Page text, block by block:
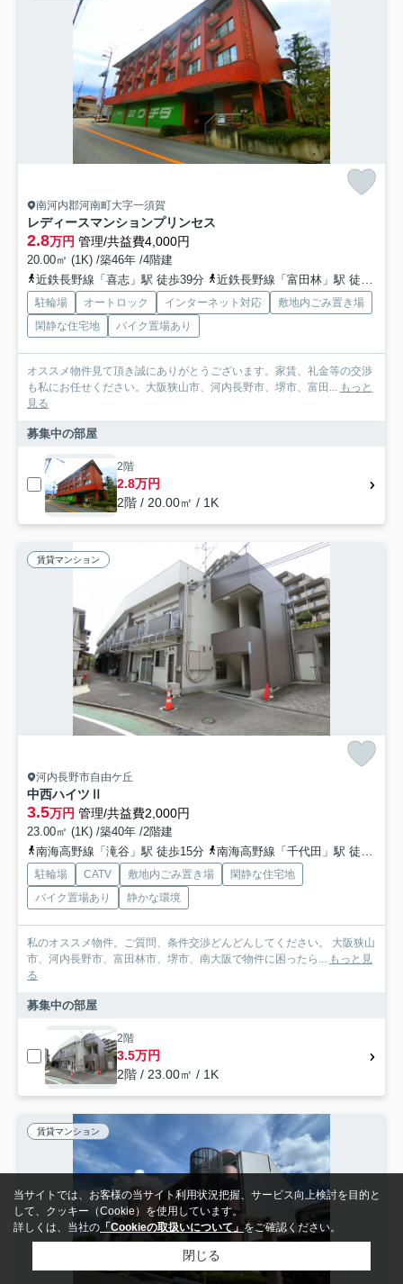
南河内郡河南町大字一須賀
レディースマンションプリンセス
2.8万円 管理/共益費4,000円
20.00㎡ (1K) /築46年 /4階建
近鉄長野線「喜志」駅 徒歩39分
近鉄長野線「富田林」駅 徒歩40分
駐輪場 オートロック インターネット対応
敷地内ごみ置き場
閑静な住宅地
バイク置場あり
オススメ物件見て頂き誠にありがとうございます。家賃、礼金等の交渉
も私にお任せください。大阪狭山市、河内長野市、堺市、富田...
もっと
見る
募集中の部屋
2階
2.8万円
2階 / 20.00㎡ / 1K
賃貸マンション
河内長野市自由ケ丘
中西ハイツⅡ
3.5万円 管理/共益費2,000円
23.00㎡ (1K) /築40年 /2階建
南海高野線「滝谷」駅 徒歩15分
南海高野線「千代田」駅 徒歩19分
駐輪場 CATV 敷地内ごみ置き場
閑静な住宅地
バイク置場あり
静かな環境
私のオススメ物件。ご質問、条件交渉どんどんしてください。 大阪狭山
市、河内長野市、富田林市、堺市、南大阪で物件に困ったら...
もっと見
る
募集中の部屋
2階
3.5万円
2階 / 23.00㎡ / 1K
賃貸マンション
当サイトでは、お客様の当サイト利用状況把握、サービス向上検討を目的と
して、クッキー（Cookie）を使用しています。
詳しくは、当社の 「Cookieの取扱いについて」をご確認ください。
閉じる